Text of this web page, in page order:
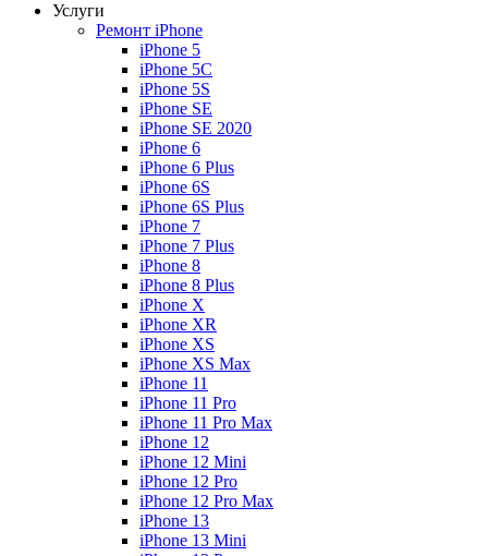
Услуги
Ремонт iPhone
iPhone 5
iPhone 5C
iPhone 5S
iPhone SE
iPhone SE 2020
iPhone 6
iPhone 6 Plus
iPhone 6S
iPhone 6S Plus
iPhone 7
iPhone 7 Plus
iPhone 8
iPhone 8 Plus
iPhone X
iPhone XR
iPhone XS
iPhone XS Max
iPhone 11
iPhone 11 Pro
iPhone 11 Pro Max
iPhone 12
iPhone 12 Mini
iPhone 12 Pro
iPhone 12 Pro Max
iPhone 13
iPhone 13 Mini